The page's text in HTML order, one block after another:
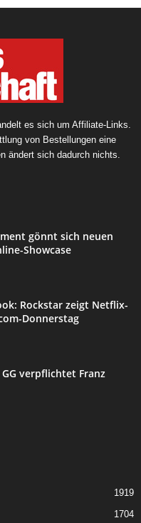
es sich um Affiliate-Links.
von Bestellungen eine
ändert sich dadurch nichts.
gönnt sich neuen
Showcase
Rockstar zeigt Netflix-
Donnerstag
verpflichtet Franz
1919
1704